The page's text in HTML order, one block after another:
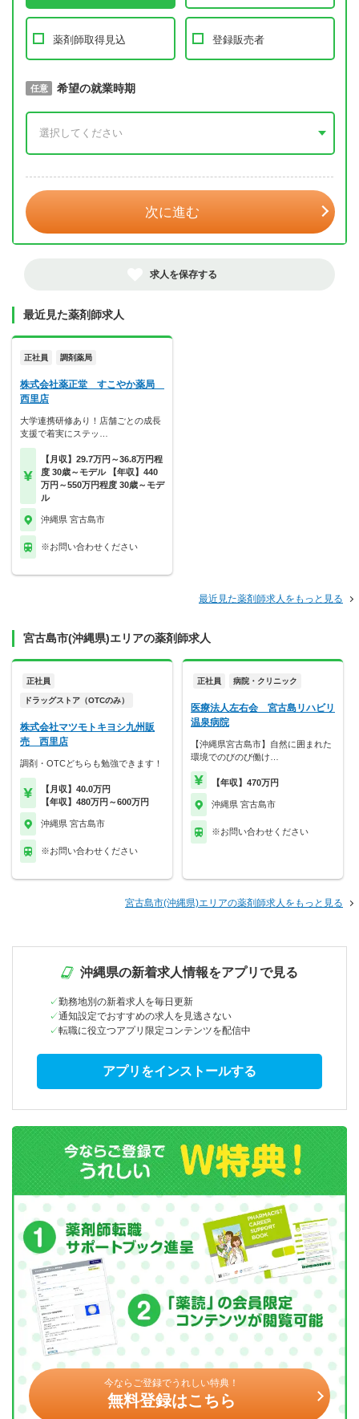
薬剤師取得見込 登録販売者
必須 取得予定年
任意 希望の就業時期
次に進む
求人を保存する
最近見た薬剤師求人
正社員 調剤薬局
株式会社薬正堂 すこやか薬局
西里店
大学連携研修あり！店舗ごとの成長
支援で着実にステッ…
【月収】29.7万円～36.8万円程
度 30歳～モデル 【年収】440
万円～550万円程度 30歳～モデ
ル
沖縄県 宮古島市
※お問い合わせください
最近見た薬剤師求人をもっと見る
宮古島市(沖縄県)エリアの薬剤師求人
正社員
ドラッグストア（OTCのみ）
株式会社マツモトキヨシ九州販
売 西里店
調剤・OTCどちらも勉強できます！
【月収】40.0万円
【年収】480万円～600万円
沖縄県 宮古島市
※お問い合わせください
正社員 病院・クリニック
医療法人左右会 宮古島リハビリ
温泉病院
【沖縄県宮古島市】自然に囲まれた
環境でのびのび働け…
【年収】470万円
沖縄県 宮古島市
※お問い合わせください
宮古島市(沖縄県)エリアの薬剤師求人をもっと見る
沖縄県の新着求人情報をアプリで見る
勤務地別の新着求人を毎日更新
通知設定でおすすめの求人を見逃さない
転職に役立つアプリ限定コンテンツを配信中
アプリをインストールする
今ならご登録でうれしい特典！
無料登録はこちら